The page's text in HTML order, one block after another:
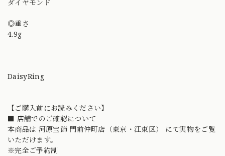
ダイヤモンド
◎重さ
4.9g
DaisyRing
【ご購入前にお読みください】
■ 店舗でのご確認について
本商品は 河原宝飾 門前仲町店（東京・江東区） にて実物をご覧
いただけます。
※完全ご予約制